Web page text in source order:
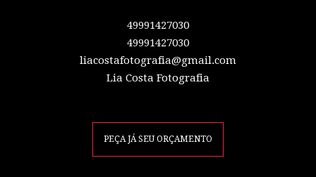
49991427030
49991427030
liacostafotografia@gmail.com
Lia Costa Fotografia
PEÇA JÁ SEU ORÇAMENTO